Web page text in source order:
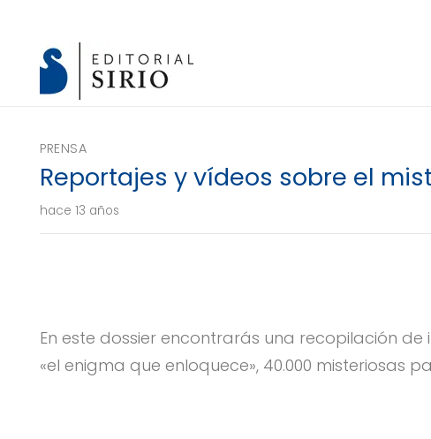
PRENSA
Reportajes y vídeos sobre el
hace 13 años
En este dossier encontrarás una recopilación de
«el enigma que enloquece», 40.000 misteriosas